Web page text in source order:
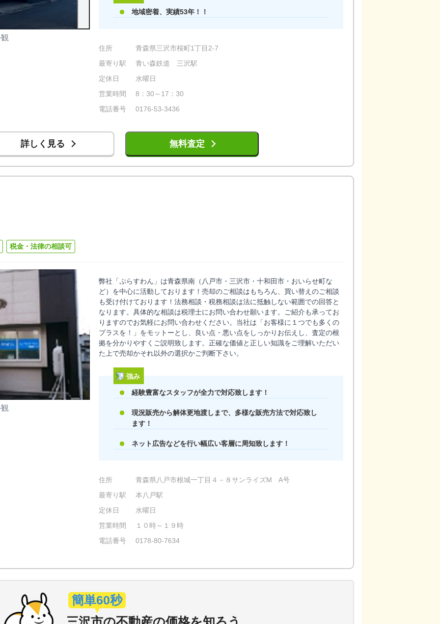
地域密着、実績53年！！
住所
青森県三沢市桜町1丁目2-7
最寄り駅
青い森鉄道 三沢駅
定休日
水曜日
営業時間
8：30～17：30
電話番号
0176-53-3436
詳しく見る 無料査定
税金・法律の相談可
弊社「ぷらすわん」は青森県南（八戸市・三沢市・十和田市・おいらせ町な
ど）を中心に活動しております！売却のご相談はもちろん、買い替えのご相談
も受け付けております！法務相談・税務相談は法に抵触しない範囲での回答と
なります。具体的な相談は税理士にお問い合わせ願います。ご紹介も承ってお
りますのでお気軽にお問い合わせください。当社は「お客様に１つでも多くの
プラスを！」をモットーとし、良い点・悪い点をしっかりお伝えし、査定の根
拠を分かりやすくご説明致します。正確な価値と正しい知識をご理解いただい
た上で売却かそれ以外の選択かご判断下さい。
強み
経験豊富なスタッフが全力で対応致します！
現況販売から解体更地渡しまで、多様な販売方法で対応致し
ます！
ネット広告などを行い幅広い客層に周知致します！
住所
青森県八戸市根城一丁目４－８サンライズM A号
最寄り駅
本八戸駅
定休日
水曜日
営業時間
１０時～１９時
電話番号
0178-80-7634
簡単60秒